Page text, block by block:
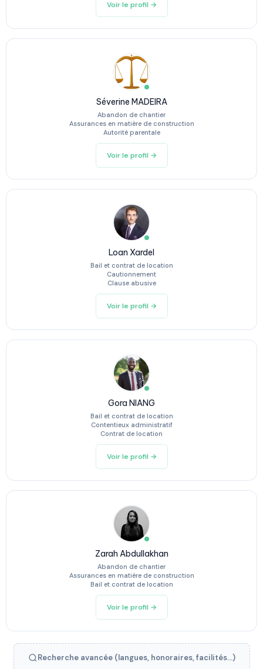
Voir le profil →
Séverine MADEIRA
Abandon de chantier
Assurances en matière de construction
Autorité parentale
Voir le profil →
Loan Xardel
Bail et contrat de location
Cautionnement
Clause abusive
Voir le profil →
Gora NIANG
Bail et contrat de location
Contentieux administratif
Contrat de location
Voir le profil →
Zarah Abdullakhan
Abandon de chantier
Assurances en matière de construction
Bail et contrat de location
Voir le profil →
Recherche avancée (langues, honoraires, facilités...)